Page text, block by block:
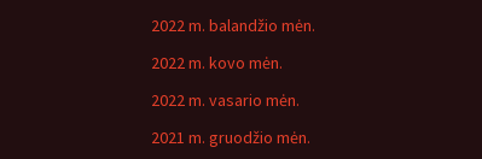
2022 m. balandžio mėn.
2022 m. kovo mėn.
2022 m. vasario mėn.
2021 m. gruodžio mėn.